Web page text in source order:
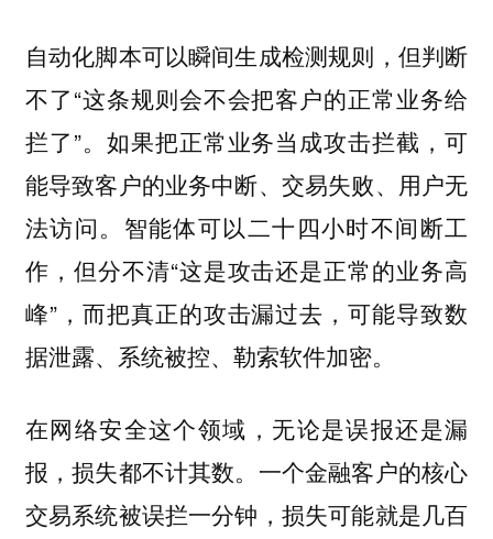
自动化脚本可以瞬间生成检测规则，但判断
不了“这条规则会不会把客户的正常业务给
拦了”。如果把正常业务当成攻击拦截，可
能导致客户的业务中断、交易失败、用户无
法访问。智能体可以二十四小时不间断工
作，但分不清“这是攻击还是正常的业务高
峰”，而把真正的攻击漏过去，可能导致数
据泄露、系统被控、勒索软件加密。
在网络安全这个领域，无论是误报还是漏
报，损失都不计其数。一个金融客户的核心
交易系统被误拦一分钟，损失可能就是几百